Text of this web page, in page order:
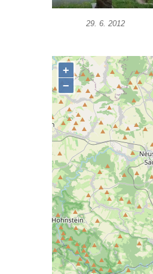
Socha Lišky v ZOO
Socha Kudlanka v
Socha Vlčice s
Socha Rys číhající na
Socha Orlice v ZOO
Socha Tygr v ZOO
Socha Želva v ZOO
Socha Kozorožec
Socha Včela v ZOO
Socha Housenka v
Socha Nosorožík v
29. 6. 2012